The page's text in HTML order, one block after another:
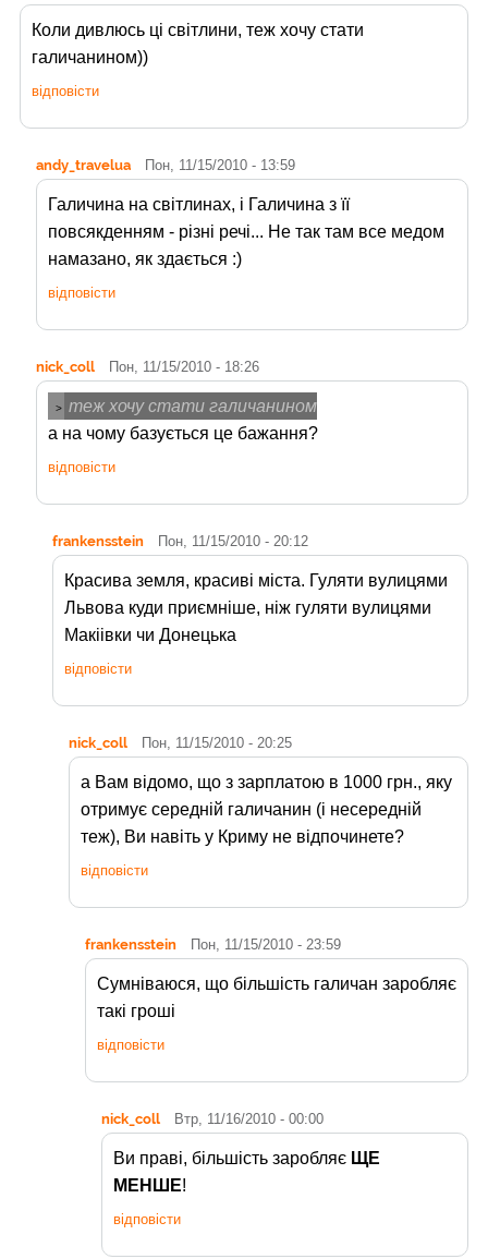
Коли дивлюсь ці світлини, теж хочу стати
галичанином))
відповісти
andy_travelua Пон, 11/15/2010 - 13:59
Галичина на світлинах, і Галичина з її
повсякденням - різні речі... Не так там все медом
намазано, як здається :)
відповісти
nick_coll Пон, 11/15/2010 - 18:26
> теж хочу стати галичанином
а на чому базується це бажання?
відповісти
frankensstein Пон, 11/15/2010 - 20:12
Красива земля, красиві міста. Гуляти вулицями
Львова куди приємніше, ніж гуляти вулицями
Макіівки чи Донецька
відповісти
nick_coll Пон, 11/15/2010 - 20:25
а Вам відомо, що з зарплатою в 1000 грн., яку
отримує середній галичанин (і несередній
теж), Ви навіть у Криму не відпочинете?
відповісти
frankensstein Пон, 11/15/2010 - 23:59
Сумніваюся, що більшість галичан заробляє
такі гроші
відповісти
nick_coll Втр, 11/16/2010 - 00:00
Ви праві, більшість заробляє ЩЕ
МЕНШЕ!
відповісти